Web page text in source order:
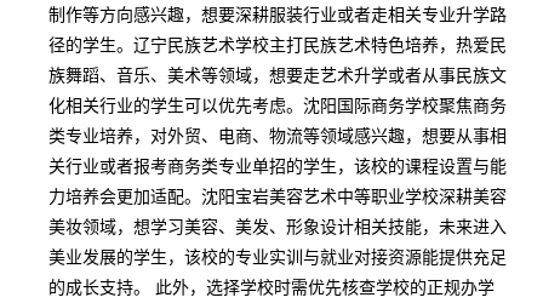
制作等方向感兴趣，想要深耕服装行业或者走相关专业升学路
径的学生。辽宁民族艺术学校主打民族艺术特色培养，热爱民
族舞蹈、音乐、美术等领域，想要走艺术升学或者从事民族文
化相关行业的学生可以优先考虑。沈阳国际商务学校聚焦商务
类专业培养，对外贸、电商、物流等领域感兴趣，想要从事相
关行业或者报考商务类专业单招的学生，该校的课程设置与能
力培养会更加适配。沈阳宝岩美容艺术中等职业学校深耕美容
美妆领域，想学习美容、美发、形象设计相关技能，未来进入
美业发展的学生，该校的专业实训与就业对接资源能提供充足
的成长支持。 此外，选择学校时需优先核查学校的正规办学